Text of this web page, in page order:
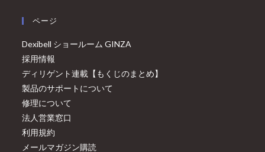
ページ
Dexibell ショールーム GINZA
採用情報
ディリゲント連載【もくじのまとめ】
製品のサポートについて
修理について
法人営業窓口
利用規約
メールマガジン購読